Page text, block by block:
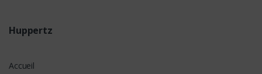
Huppertz
Accueil